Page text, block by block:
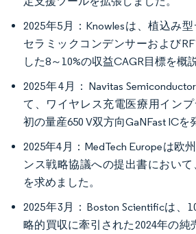
2025年5月：Knowlesは、植込み
セラミックコンデンサーおよび
した8～10%の収益CAGR目標を概
2025年4月：Navitas
て、ワイヤレス充電医療用イン
初の量産650 V双方向GaNFast ICを
2025年4月：MedTech Europeは欧
ンス戦略協議への提出書におい
を求めました。
2025年3月：Boston Scientificは、
略的買収に牽引された2024年の純